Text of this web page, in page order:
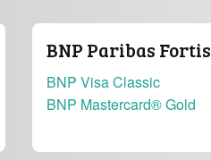
BNP Paribas Fortis
BNP Visa Classic
BNP Mastercard® Gold